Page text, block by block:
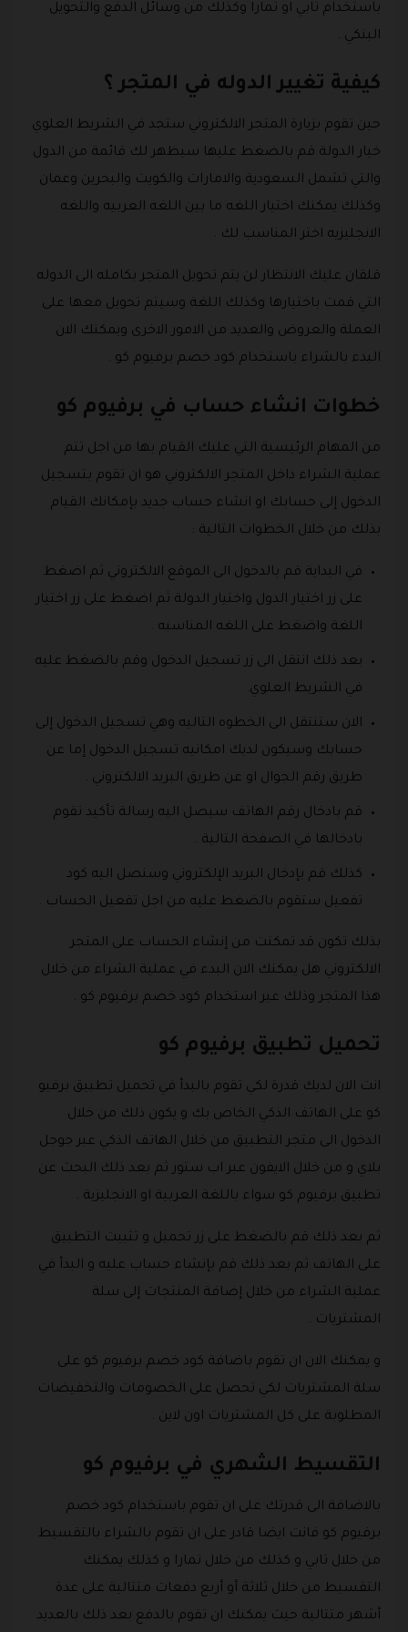
باستخدام تابي او تمارا وكذلك من وسائل الدفع والتحويل
البنكي .
كيفية تغيير الدوله في المتجر ؟
حين تقوم بزيارة المتجر الالكتروني ستجد في الشريط العلوي
خيار الدولة قم بالضغط عليها سيظهر لك قائمة من الدول
والتي تشمل السعودية والامارات والكويت والبحرين وعمان
وكذلك يمكنك اختيار اللغه ما بين اللغه العربيه واللغه
الانجليزيه اختر المناسب لك .
قلقان عليك الانتظار لن يتم تحويل المتجر بكامله الى الدوله
التي قمت باختيارها وكذلك اللغة وسيتم تحويل معها على
العملة والعروض والعديد من الامور الاخرى ويمكنك الان
البدء بالشراء باستخدام كود خصم برفيوم كو .
خطوات انشاء حساب في برفيوم كو
من المهام الرئيسية التي عليك القيام بها من اجل تتم
عملية الشراء داخل المتجر الالكتروني هو ان تقوم بتسجيل
الدخول إلى حسابك او انشاء حساب جديد بإمكانك القيام
بذلك من خلال الخطوات التالية :
في البداية قم بالدخول الى الموقع الالكتروني ثم اضغط
على زر اختيار الدول واختيار الدولة ثم اضغط على زر اختيار
اللغة واضغط على اللغه المناسبه .
بعد ذلك انتقل الى زر تسجيل الدخول وقم بالضغط عليه
في الشريط العلوي.
الان ستنتقل الى الخطوه التاليه وهي تسجيل الدخول إلى
حسابك وسيكون لديك امكانيه تسجيل الدخول إما عن
طريق رقم الجوال او عن طريق البريد الالكتروني .
قم بادخال رقم الهاتف سيصل اليه رسالة تأكيد تقوم
بادخالها في الصفحة التالية .
كذلك قم بإدخال البريد الإلكتروني وسنصل اليه كود
تفعيل ستقوم بالضغط عليه من اجل تفعيل الحساب .
بذلك تكون قد تمكنت من إنشاء الحساب على المتجر
الالكتروني هل يمكنك الان البدء في عملية الشراء من خلال
هذا المتجر وذلك عبر استخدام كود خصم برفيوم كو .
تحميل تطبيق برفيوم كو
انت الان لديك قدرة لكي تقوم بالبدأ في تحميل تطبيق برفيو
كو على الهاتف الذكي الخاص بك و يكون ذلك من خلال
الدخول الى متجر التطبيق من خلال الهاتف الذكي عبر جوجل
بلاي و من خلال الايفون عبر اب ستور ثم بعد ذلك البحث عن
تطبيق برفيوم كو سواء باللغة العربية او الانجليزية .
ثم بعد ذلك قم بالضغط على زر تحميل و تثبيت التطبيق
على الهاتف ثم بعد ذلك قم بإنشاء حساب عليه و البدأ في
عملية الشراء من خلال إضافة المنتجات إلى سلة
المشتريات .
و يمكنك الان ان تقوم باضافة كود خصم برفيوم كو على
سلة المشتريات لكي تحصل على الخصومات والتخفيضات
المطلوبة على كل المشتريات اون لاين .
التقسيط الشهري في برفيوم كو
بالاضافة الى قدرتك على ان تقوم باستخدام كود خصم
برفيوم كو فانت ايضا قادر على ان تقوم بالشراء بالتقسيط
من خلال تابي و كذلك من خلال تمارا و كذلك يمكنك
التقسيط من خلال ثلاثة أو أربع دفعات متتالية على عدة
أشهر متتالية حيث يمكنك ان تقوم بالدفع بعد ذلك بالعديد